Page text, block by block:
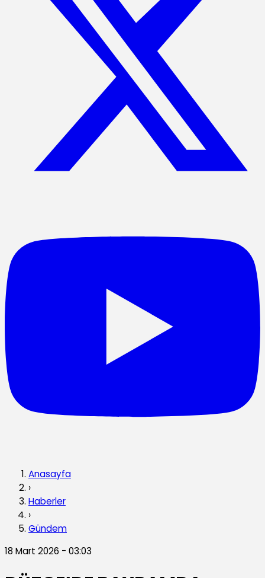
Anasayfa
›
Haberler
›
Gündem
18 Mart 2026 - 03:03